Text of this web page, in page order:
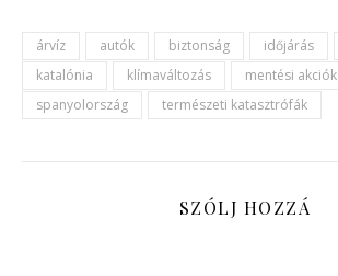
árvíz autók biztonság időjárás
katalónia
klímaváltozás
mentési akciók
spanyolország
természeti katasztrófák
SZÓLJ HOZZÁ